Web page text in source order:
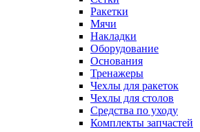
Ракетки
Мячи
Накладки
Оборудование
Основания
Тренажеры
Чехлы для ракеток
Чехлы для столов
Средства по уходу
Комплекты запчастей